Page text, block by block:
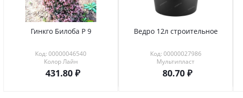
Гинкго Билоба Р 9
Код: 00000046540
Колор Лайн
431.80
Ведро 12л строительное
Код: 00000027986
Мультипласт
80.70